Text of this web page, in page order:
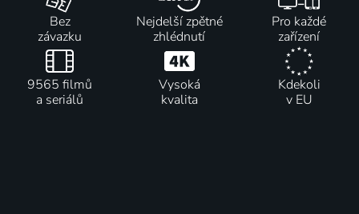
Bez
závazku
Nejdelší zpětné
zhlédnutí
Pro každé
zařízení
9565 filmů
a seriálů
Vysoká
kvalita
Kdekoli
v EU